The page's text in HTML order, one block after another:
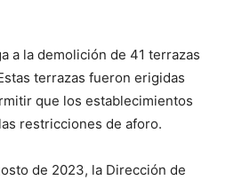
a la demolición de 41 terrazas
terrazas fueron erigidas
que los establecimientos
restricciones de aforo.
de 2023, la Dirección de